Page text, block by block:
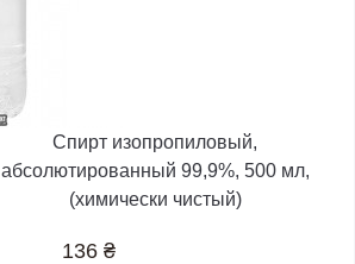
Спирт изопропиловый,
абсолютированный 99,9%, 500 мл,
(химически чистый)
136 ₴